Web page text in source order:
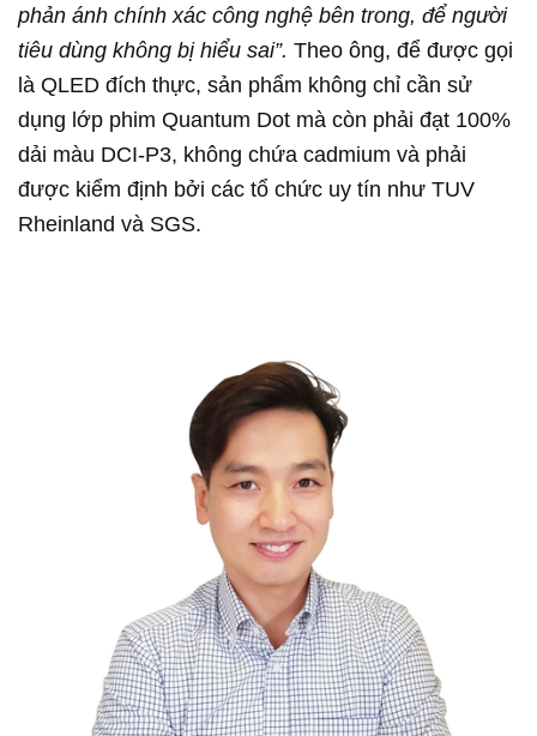
phản ánh chính xác công nghệ bên trong, để người
tiêu dùng không bị hiểu sai”. Theo ông, để được gọi
là QLED đích thực, sản phẩm không chỉ cần sử
dụng lớp phim Quantum Dot mà còn phải đạt 100%
dải màu DCI-P3, không chứa cadmium và phải
được kiểm định bởi các tổ chức uy tín như TUV
Rheinland và SGS.